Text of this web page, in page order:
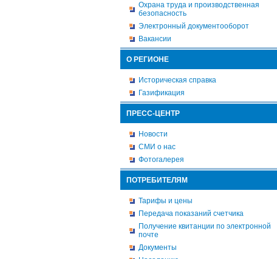
Охрана труда и производственная
безопасность
Электронный документооборот
Вакансии
О РЕГИОНЕ
Историческая справка
Газификация
ПРЕСС-ЦЕНТР
Новости
СМИ о нас
Фотогалерея
ПОТРЕБИТЕЛЯМ
Тарифы и цены
Передача показаний счетчика
Получение квитанции по электронной
почте
Документы